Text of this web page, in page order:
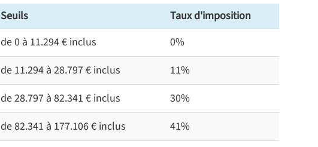
Seuils
Taux d'imposition
de 0 à 11.294 € inclus
0%
de 11.294 à 28.797 € inclus
11%
de 28.797 à 82.341 € inclus
30%
de 82.341 à 177.106 € inclus 41%